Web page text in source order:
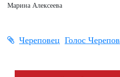
Марина Алексеева
Череповец Голос